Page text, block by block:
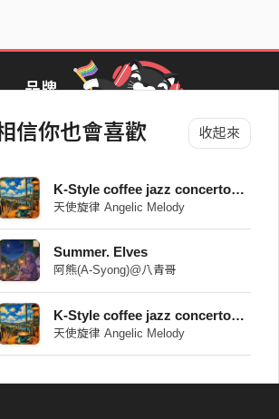
信你也會喜歡 收起來
K-Style coffee jazz concerto_10
天使旋律 Angelic Melody
Summer. Elves
阿熊(A-Syong)@八青哥
K-Style coffee jazz concerto_02
天使旋律 Angelic Melody
品牌
StreetVoice Awards 街聲音樂獎
Blow 吹音樂
Packer 派歌
SimpleLife 簡單生活節
ParkPark Carnival
一起比 YEAH 吧